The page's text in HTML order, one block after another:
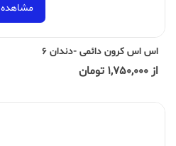
مشاهده
اس اس کرون دائمی -دندان 6
از 1,750,000 تومان